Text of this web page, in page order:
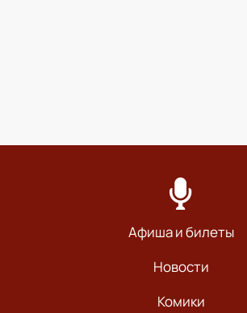
Афиша и билеты
Новости
Комики